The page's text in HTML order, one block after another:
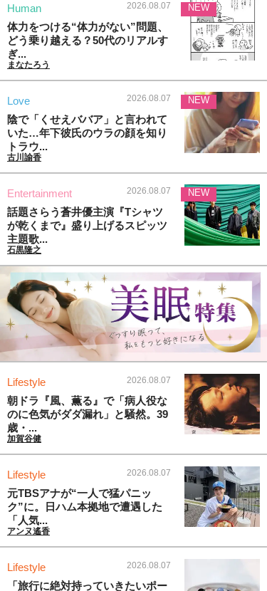
Human 2026.08.07
体力をつける“体力がない”問題、
どう乗り越える？50代のリアルす
ぎ...
まなたろう
NEW
Love 2026.08.07
陰で「くせえババア」と言われて
いた…年下彼氏のウラの顔を知り
トラウ...
古川諭香
NEW
Entertainment 2026.08.07
話題さらう蒼井優主演『Tシャツ
が乾くまで』盛り上げるスピッツ
主題歌...
石黒隆之
NEW
Lifestyle 2026.08.07
朝ドラ『風、薫る』で「病人役な
のに色気がダダ漏れ」と騒然。39
歳・...
加賀谷健
Lifestyle 2026.08.07
元TBSアナが“一人で猛パニッ
ク”に。日ハム本拠地で遭遇した
「人気...
アンヌ遙香
Lifestyle 2026.08.07
「旅行に絶対持っていきたいポー